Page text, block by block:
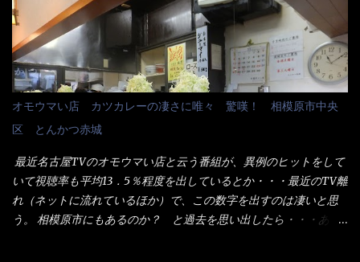
桶は、銭湯で使う洗い桶サイズだなぁ～ この木桶サイズに、満々
と湯が注がれていたら食べ進むうちに、麺が伸びてしまうだろ
う。 これなら茹で上がった直後のままで、食べ進められるじゃな
いか！ 別皿で、葱と天かすを満タンに用意して、山葵も2つ。 そ
れに湯が無い利点として、汁が薄まらない！ これだよ、こ
れ！！ 湯があると、うどんと共に汁の方へ湯までも入ってしま
う。つまりラーメンの麺にスープが絡む現象ですな。 結局、伸び
ずに汁も薄らむこともなく・・最後の方で＜だし汁＞を少し追加
しました。 腹イッパイだけど、得サイズは全てお腹の中へ収まっ
たし満足達成度100％ 苦しいと云う事も無いな！ まだ鶏天1個位
は入りそうだね。 と云う事で、今回＜釜揚げうどんの湯無し＞を
試したら、確...
るかと・・・小生もお中元やお歳暮など送った事は無い！（キッ
パリ） まぁ～この慣習が残っているのは、官公庁や超大手企業戦
士（昇進目的）などの世界でしょう。 要は、ゴマスリ・・・てな
感じかな。 丸亀製麺と云えば、大阪誕生→全国区（北海道と沖縄
は？）へ広がった、讃岐饂飩チェーン店大手といっても過言では
無いでしょう。 各店舗で、毎日饂飩を打っているので饂飩好きの
方には店舗に寄って違う！と云う人も居るらしい・・ そんな大手
讃岐饂飩チェーン店と関係があるのか？ 箱詰め乾麺！ このパッ
ケージからすれば、間違いなく贈答用目的でしょう。 そんな贈答
用箱詰め饂飩・・・またもやメガドンキで発見し購入！ 中身は、
この様な状態です。 乾麺の束が6束／一パックになっており、それ
オモウマい店 カツカレーの凄さに唯々 驚嘆！ 相模原市中央
区 とんかつ赤城
最近名古屋TVのオモウマい店と云う番組が、異例のヒットをして
いて視聴率も平均13．5％程度を出しているとか・・・最近のTV離
れ（ネットに流れているほか）で、この数字を出すのは凄いと思
う。 相模原市にもあるのか？ と過去を思い出したら・・・あっ